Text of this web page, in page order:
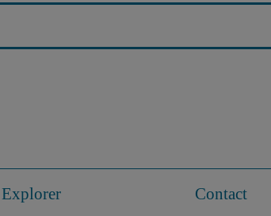
Explorer Contact